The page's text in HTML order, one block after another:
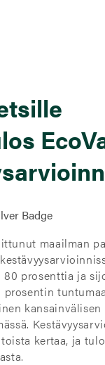
maailman
80 prosenttia ja
prosentin
kertaa, ja